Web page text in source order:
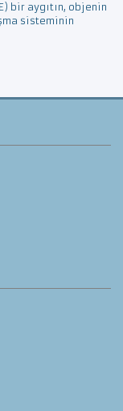
bir aygıtın, objenin
sisteminin